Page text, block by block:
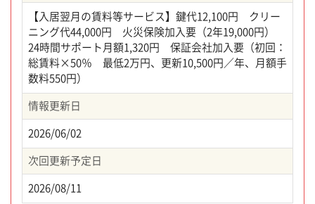
【入居翌月の賃料等サービス】鍵代12,100円 クリー
ニング代44,000円 火災保険加入要（2年19,000円）
24時間サポート月額1,320円 保証会社加入要（初回：
総賃料×50％ 最低2万円、更新10,500円／年、月額手
数料550円）
情報更新日
2026/06/02
次回更新予定日
2026/08/11